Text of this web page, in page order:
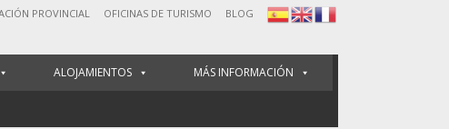
PROVINCIAL OFICINAS DE TURISMO BLOG
ALOJAMIENTOS MÁS INFORMACIÓN